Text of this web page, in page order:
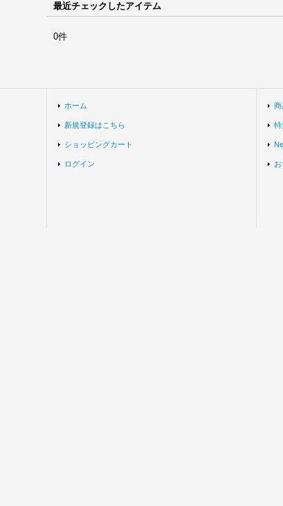
最近チェックしたアイテム
0件
ホーム
新規登録はこちら
ショッピングカート
ログイン
商
特